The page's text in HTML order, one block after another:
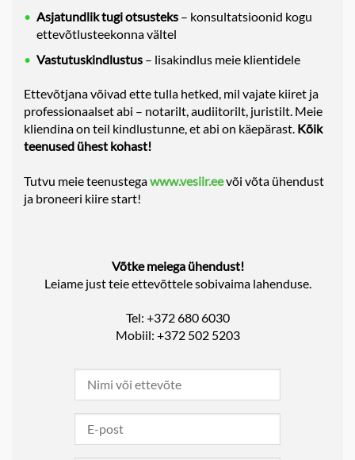
Asjatundlik tugi otsusteks – konsultatsioonid kogu
ettevõtlusteekonna vältel
Vastutuskindlustus – lisakindlus meie klientidele
Ettevõtjana võivad ette tulla hetked, mil vajate kiiret ja
professionaalset abi – notarilt, audiitorilt, juristilt. Meie
kliendina on teil kindlustunne, et abi on käepärast. Kõik
teenused ühest kohast!
Tutvu meie teenustegawww.vesiir.eevõi võta ühendust
ja broneeri kiire start!
Võtke meiega ühendust!
Leiame just teie ettevõttele sobivaima lahenduse.
Tel: +372 680 6030
Mobiil: +372 502 5203